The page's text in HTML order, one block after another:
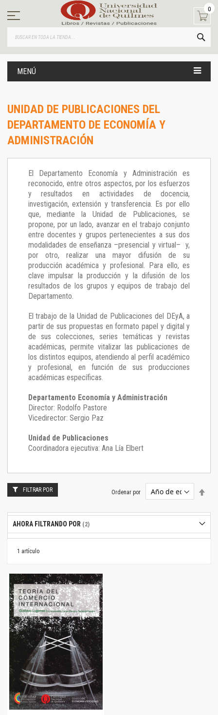
contenido
0
MENÚ
UNIDAD DE PUBLICACIONES DEL
DEPARTAMENTO DE ECONOMÍA Y
ADMINISTRACIÓN
El Departamento Economía y Administración es
reconocido, entre otros aspectos, por los esfuerzos
y resultados en actividades de docencia,
investigación, extensión y transferencia. Es por ello
que, mediante la Unidad de Publicaciones, se
propone, por un lado, avanzar en el trabajo conjunto
entre docentes y grupos pertenecientes a sus dos
modalidades de enseñanza –presencial y virtual– y,
por otro, realizar una mayor difusión de su
producción académica y profesional. Para ello, es
clave impulsar la producción y la difusión de los
resultados de los grupos y equipos de trabajo del
Departamento.
El trabajo de la Unidad de Publicaciones del DEyA, a
partir de sus propuestas en formato papel y digital y
de sus colecciones, series temáticas y revistas
académicas, permite vitalizar las publicaciones de
los distintos equipos, atendiendo al perfil académico
y profesional, en función de sus producciones
académicas específicas.
Departamento Economía y Administración
Director: Rodolfo Pastore
Vicedirector: Sergio Paz
Unidad de Publicaciones
Coordinadora ejecutiva: Ana Lía Elbert
1 artículo
Ordenar por
FILTRAR POR
AHORA FILTRANDO POR